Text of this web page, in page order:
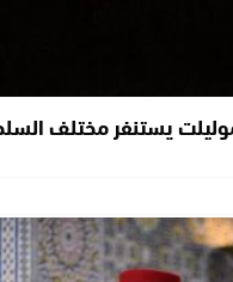
يستنفر مختلف